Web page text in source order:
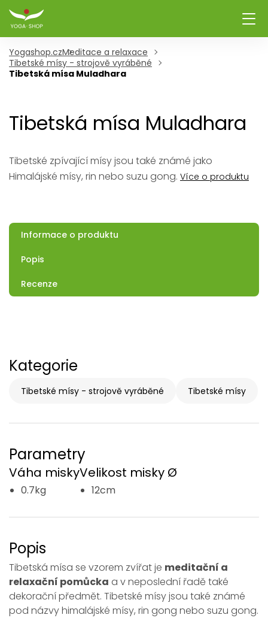
Yogashop.czMeditace a relaxace
Tibetské mísy - strojově vyráběné
Tibetská mísa Muladhara
Tibetská mísa Muladhara
Tibetské zpívající mísy jsou také známé jako
Himalájské mísy, rin nebo suzu gong. Více o produktu
Informace o produktu
Popis
Recenze
Kategorie
Tibetské mísy - strojově vyráběné Tibetské mísy
Parametry
Váha misky
0.7kg
Velikost misky Ø
12cm
Popis
Tibetská mísa se vzorem zvířat je meditační a
relaxační pomůcka a v neposlední řadě také
dekorační předmět. Tibetské mísy jsou také známé
pod názvy himalájské mísy, rin gong nebo suzu gong.